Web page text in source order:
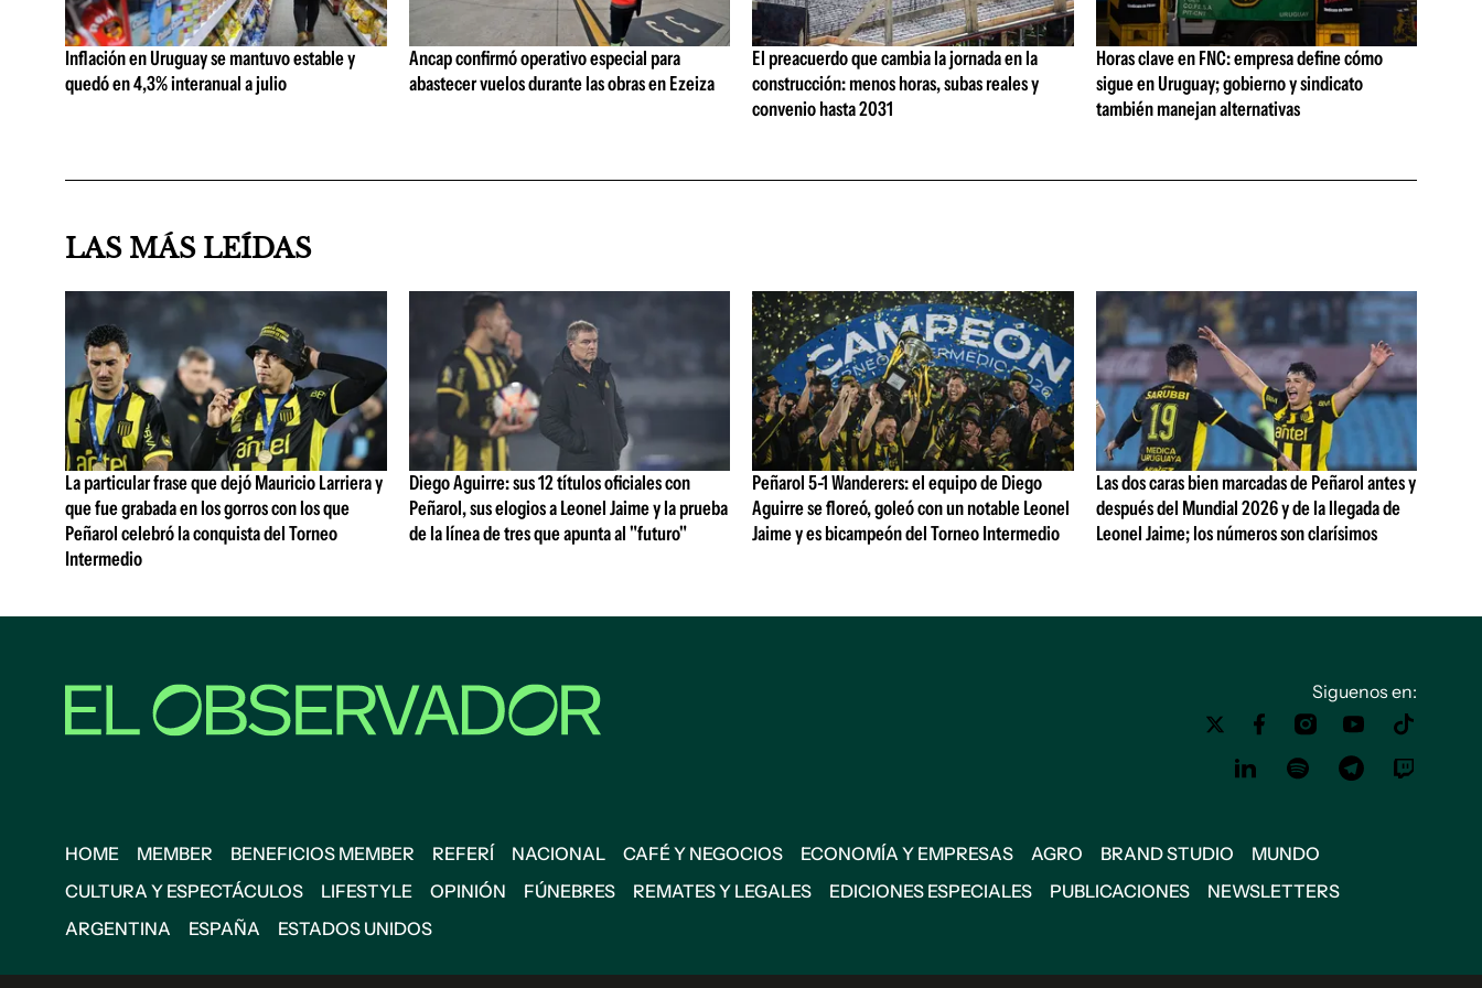
Inflación en Uruguay se mantuvo estable y
quedó en 4,3% interanual a julio
Ancap confirmó operativo especial para
abastecer vuelos durante las obras en Ezeiza
El preacuerdo que cambia la jornada en la
construcción: menos horas, subas reales y
convenio hasta 2031
Horas clave en FNC: empresa define cómo
sigue en Uruguay; gobierno y sindicato
también manejan alternativas
LAS MÁS LEÍDAS
La particular frase que dejó Mauricio Larriera y
que fue grabada en los gorros con los que
Peñarol celebró la conquista del Torneo
Intermedio
Diego Aguirre: sus 12 títulos oficiales con
Peñarol, sus elogios a Leonel Jaime y la prueba
de la línea de tres que apunta al "futuro"
Peñarol 5-1 Wanderers: el equipo de Diego
Aguirre se floreó, goleó con un notable Leonel
Jaime y es bicampeón del Torneo Intermedio
Las dos caras bien marcadas de Peñarol antes y
después del Mundial 2026 y de la llegada de
Leonel Jaime; los números son clarísimos
Siguenos en:
HOME MEMBER BENEFICIOS MEMBER REFERÍ NACIONAL CAFÉ Y NEGOCIOS ECONOMÍA Y EMPRESAS AGRO BRAND STUDIO
MUNDO
CULTURA Y ESPECTÁCULOS
LIFESTYLE OPINIÓN FÚNEBRES REMATES Y LEGALES EDICIONES ESPECIALES PUBLICACIONES
NEWSLETTERS
ARGENTINA
ESPAÑA ESTADOS UNIDOS